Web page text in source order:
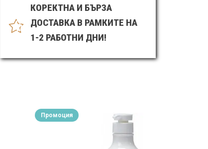
КОРЕКТНА И БЪРЗА
ДОСТАВКА В РАМКИТЕ НА
1-2 РАБОТНИ ДНИ!
Промоция